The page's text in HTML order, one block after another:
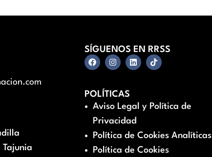
Tajunia
SÍGUENOS EN RRSS
POLÍTICAS
Aviso Legal y Política de
Privacidad
Política de Cookies Analíticas
Política de Cookies